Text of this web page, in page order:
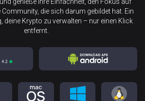
die sich darum gebildet hat. Ein
deine Krypto zu verwalten – nur einen Klick
entfernt.